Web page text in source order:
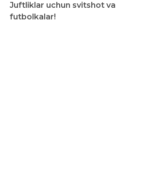
Juftliklar uchun svitshot va
futbolkalar!